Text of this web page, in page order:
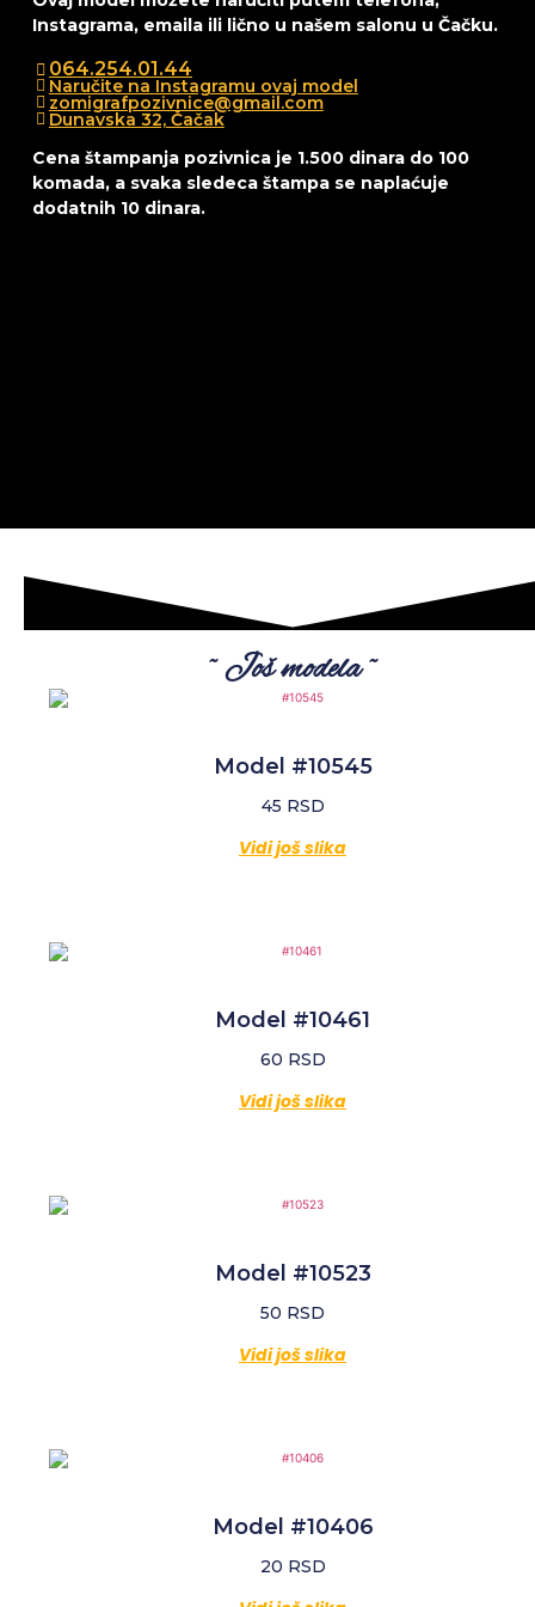
Instagrama, emaila ili lično u našem salonu u Čačku.
064.254.01.44
Naručite na Instagramu ovaj model
zomigrafpozivnice@gmail.com
Dunavska 32, Čačak
Cena štampanja pozivnica je 1.500 dinara do 100
komada, a svaka sledeca štampa se naplaćuje
dodatnih 10 dinara.
~ Još modela ~
Model #10545
45 RSD
Vidi još slika
Model #10461
60 RSD
Vidi još slika
Model #10523
50 RSD
Vidi još slika
Model #10406
20 RSD